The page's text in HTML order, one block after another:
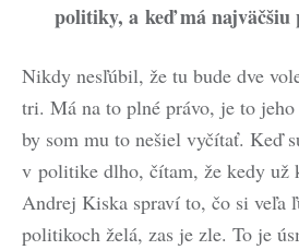
politiky, a keď má najväčšiu
Nikdy nesľúbil, že tu bude dve
tri. Má na to plné právo, je to
by som mu to nešiel vyčítať. Keď
v politike dlho, čítam, že kedy už
Andrej Kiska spraví to, čo si veľa
politikoch želá, zas je zle. To je